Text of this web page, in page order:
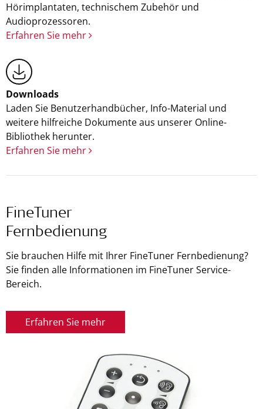
Hörimplantaten, technischem Zubehör und
Audioprozessoren.
Erfahren Sie mehr
Downloads
Laden Sie Benutzerhandbücher, Info-Material und
weitere hilfreiche Dokumente aus unserer Online-
Bibliothek herunter.
Erfahren Sie mehr
FineTuner
Fernbedienung
Sie brauchen Hilfe mit Ihrer FineTuner Fernbedienung?
Sie finden alle Informationen im FineTuner Service-
Bereich.
Erfahren Sie mehr